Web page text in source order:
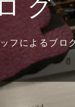
グ
フによるブロ